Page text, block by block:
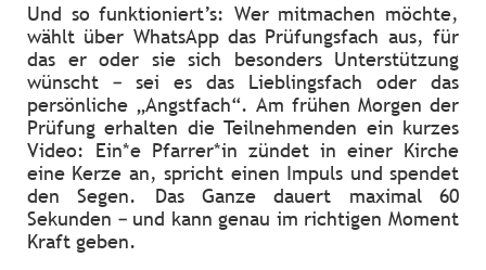
Und so funktioniert’s: Wer mitmachen möchte,
wählt über WhatsApp das Prüfungsfach aus, für
das er oder sie sich besonders Unterstützung
wünscht – sei es das Lieblingsfach oder das
persönliche „Angstfach“. Am frühen Morgen der
Prüfung erhalten die Teilnehmenden ein kurzes
Video: Ein*e Pfarrer*in zündet in einer Kirche
eine Kerze an, spricht einen Impuls und spendet
den Segen. Das Ganze dauert maximal 60
Sekunden – und kann genau im richtigen Moment
Kraft geben.